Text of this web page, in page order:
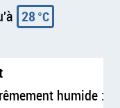
28 °C
humide :